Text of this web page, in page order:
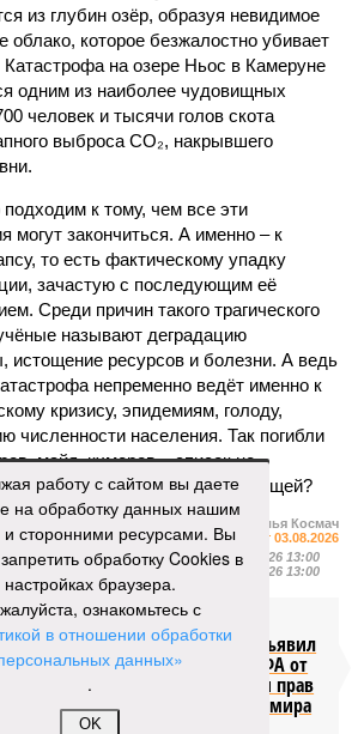
из глубин озёр, образуя невидимое
которое безжалостно убивает
на озере Ньос в Камеруне
одним из наиболее чудовищных
человек и тысячи голов скота
выброса CO₂, накрывшего
к тому, чем все эти
могут закончиться. А именно – к
то есть фактическому упадку
зачастую с последующим её
Среди причин такого трагического
называют деградацию
ресурсов и болезни. А ведь
непременно ведёт именно к
кризису, эпидемиям, голоду,
численности населения. Так погибли
майя, кхмеров – список не
цивилизация будет следующей?
Илья Космач
Газета «Наша версия» №29 от 03.08.2026
Опубликовано:05.08.2026 13:00
Отредактировано:
05.08.2026 13:00
Инфантино
отступил и объявил
об отказе ФИФА от
продажи доли прав
на чемпионат мира
работу с сайтом вы даете
на обработку данных нашим
и сторонними ресурсами. Вы
обработку Cookies в
настройках браузера.
ознакомьтесь с
в отношении обработки
данных»
.
OK